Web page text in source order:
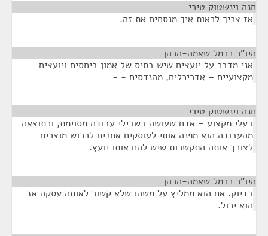
חנה וינשטוק טירי
אז צריך לראות איך מנסחים את זה.
היו"ר כרמל שאמה-הכהן
אני מדבר על יועצים שיש בסיס של אמון ביחסים ויועצים
מקצועיים – אדריכלים, מהנדסים - -
חנה וינשטוק טירי
בעלי מקצוע – אדם שעושה בשבילי עבודה מסוימת, וכתוצאה
מהעבודה הוא מפנה אותי לעוסקים אחרים לרכוש מוצרים
לצורך אותה התקשרות שיש להם אותו יועץ.
היו"ר כרמל שאמה-הכהן
בדיוק. אם הוא ממליץ על משהו שלא קשור לאותה עסקה אז
הוא יכול.